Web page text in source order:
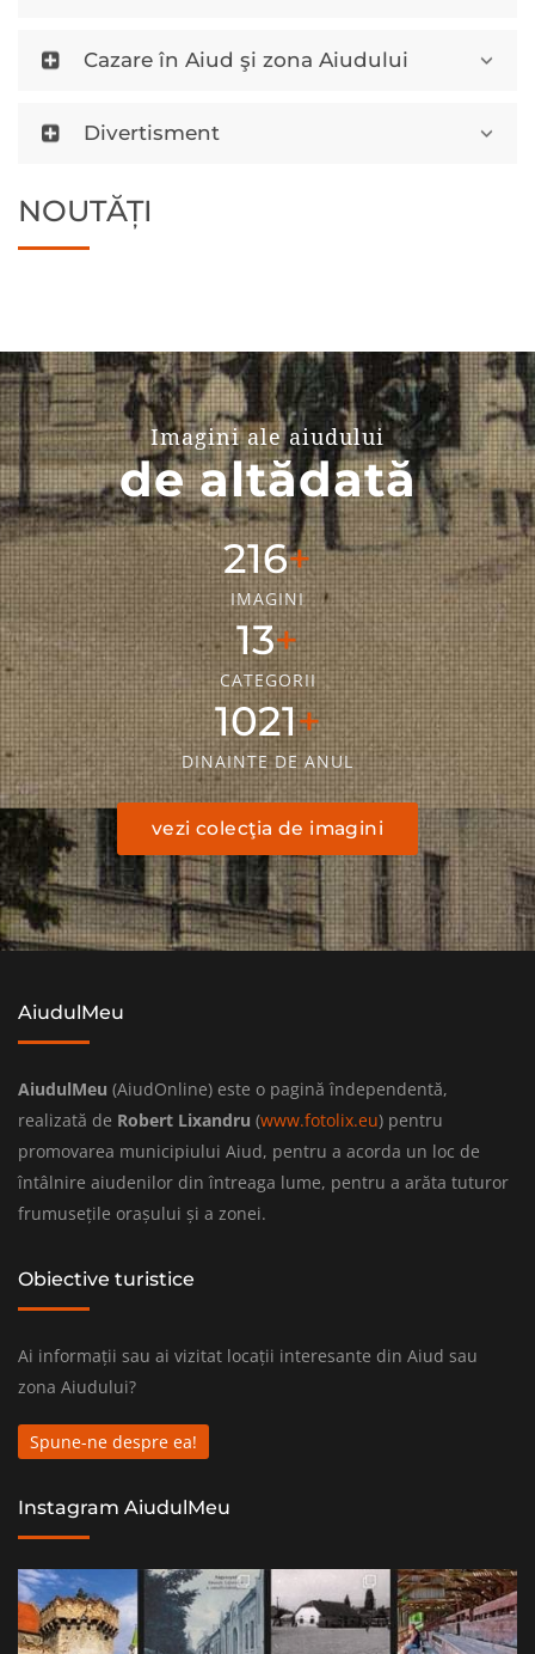
Cazare în Aiud şi zona Aiudului
Divertisment
NOUTĂȚI
Imagini ale aiudului
de altădată
304
IMAGINI
18
CATEGORII
1436
DINAINTE DE ANUL
vezi colecţia de imagini
AiudulMeu
AiudulMeu (AiudOnline) este o pagină îndependentă,
realizată de Robert Lixandru (www.fotolix.eu) pentru
promovarea municipiului Aiud, pentru a acorda un loc de
întâlnire aiudenilor din întreaga lume, pentru a arăta tuturor
frumusețile orașului și a zonei.
Obiective turistice
Ai informații sau ai vizitat locații interesante din Aiud sau
zona Aiudului?
Spune-ne despre ea!
Instagram AiudulMeu